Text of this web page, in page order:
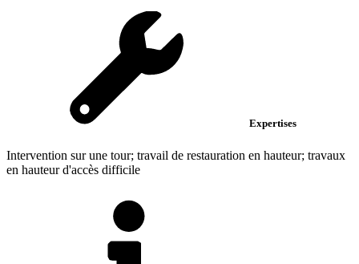
Expertises
Intervention sur une tour; travail de restauration en hauteur; travaux
en hauteur d'accès difficile